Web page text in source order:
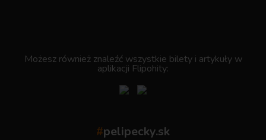
Możesz również znaleźć wszystkie bilety i artykuły w
aplikacji Flipohity:
#pelipecky.sk